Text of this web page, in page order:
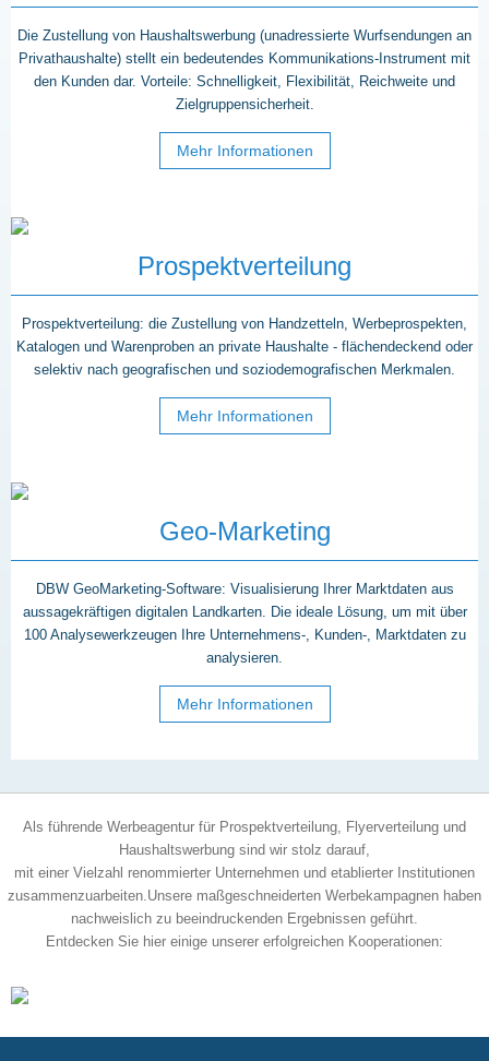
Die Zustellung von Haushaltswerbung (unadressierte Wurfsendungen an
Privathaushalte) stellt ein bedeutendes Kommunikations-Instrument mit
den Kunden dar. Vorteile: Schnelligkeit, Flexibilität, Reichweite und
Zielgruppensicherheit.
Mehr Informationen
Prospektverteilung
Prospektverteilung: die Zustellung von Handzetteln, Werbeprospekten,
Katalogen und Warenproben an private Haushalte - flächendeckend oder
selektiv nach geografischen und soziodemografischen Merkmalen.
Mehr Informationen
Geo-Marketing
DBW GeoMarketing-Software: Visualisierung Ihrer Marktdaten aus
aussagekräftigen digitalen Landkarten. Die ideale Lösung, um mit über
100 Analysewerkzeugen Ihre Unternehmens-, Kunden-, Marktdaten zu
analysieren.
Mehr Informationen
Als führende Werbeagentur für Prospektverteilung, Flyerverteilung und
Haushaltswerbung sind wir stolz darauf,
mit einer Vielzahl renommierter Unternehmen und etablierter Institutionen
zusammenzuarbeiten.Unsere maßgeschneiderten Werbekampagnen haben
nachweislich zu beeindruckenden Ergebnissen geführt.
Entdecken Sie hier einige unserer erfolgreichen Kooperationen: